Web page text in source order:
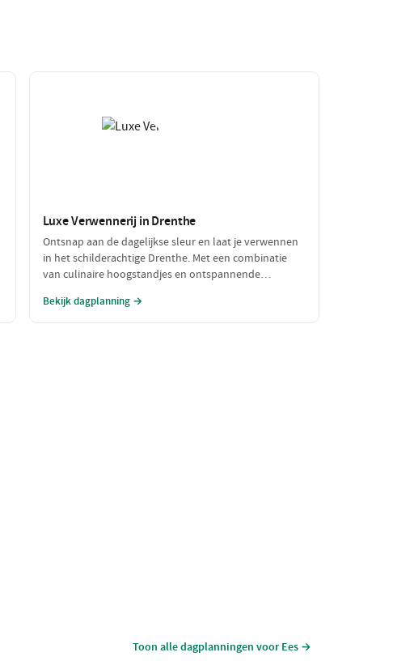
Luxe Verwennerij in Drenthe
Ontsnap aan de dagelijkse sleur en laat je verwennen
in het schilderachtige Drenthe. Met een combinatie
van culinaire hoogstandjes en ontspannende
gelegenheid om jezelf en je dierbaren in de watten te
Bekijk dagplanning →
Toon alle dagplanningen voor Ees →